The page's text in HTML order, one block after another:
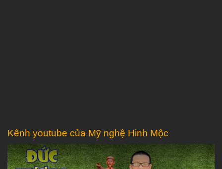
Kênh youtube của Mỹ nghệ Hinh Mộc